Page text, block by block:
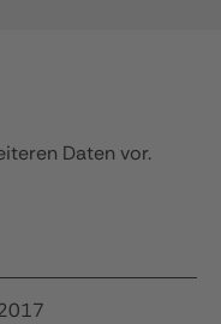
Daten vor.